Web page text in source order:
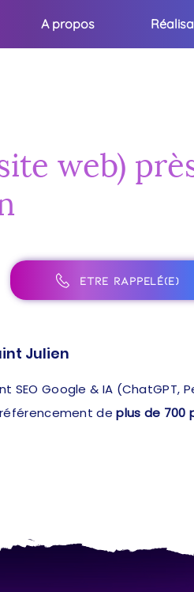
A propos
web)
ÊTRE RAPPELÉ(E)
Julien
Google & IA (ChatGPT,
de plus de 700